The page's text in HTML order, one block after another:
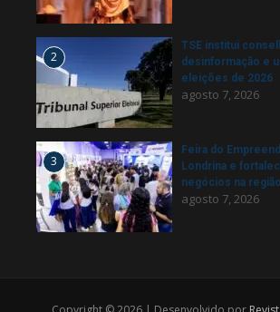
2
TSE institui
desinformação e
eleições de 2026
agosto 7, 2026
3
Feira do
Londrina e
negócios na região
agosto 7, 2026